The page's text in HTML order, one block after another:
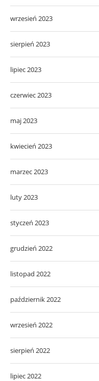
wrzesień 2023
sierpień 2023
lipiec 2023
czerwiec 2023
maj 2023
kwiecień 2023
marzec 2023
luty 2023
styczeń 2023
grudzień 2022
listopad 2022
październik 2022
wrzesień 2022
sierpień 2022
lipiec 2022